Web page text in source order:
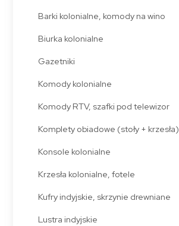
Barki kolonialne, komody na wino
Biurka kolonialne
Gazetniki
Komody kolonialne
Komody RTV, szafki pod telewizor
Komplety obiadowe (stoły + krzesła)
Konsole kolonialne
Krzesła kolonialne, fotele
Kufry indyjskie, skrzynie drewniane
Lustra indyjskie